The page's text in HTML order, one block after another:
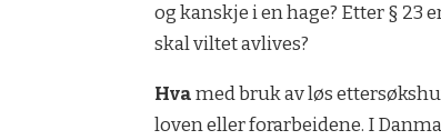
og kanskje i en hage? Etter § 23
skal viltet avlives?
Hvamed bruk av løs
loven eller forarbeidene. I